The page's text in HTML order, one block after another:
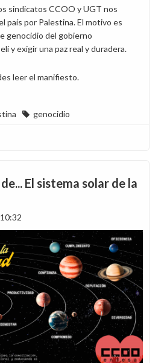
sindicatos CCOO y UGT nos
país por Palestina. El motivo es
genocidio del gobierno
y exigir una paz real y duradera.
leer el manifiesto.
genocidio
El sistema solar de la